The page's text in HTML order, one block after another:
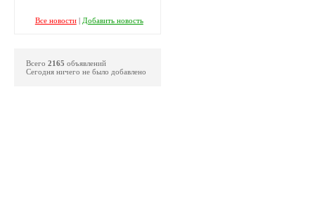
Все новости| Добавить новость
Всего 2165 объявлений
Сегодня ничего не было добавлено